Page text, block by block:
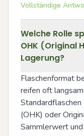
Vollständige
Welche Rolle
OHK (Original
Lagerung?
Flaschenformat
reifen oft
Standardflaschen
(OHK) oder
Sammlerwert